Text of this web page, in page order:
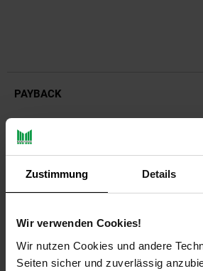
Zustimmung Details
Wir verwenden Cookies!
Wir nutzen Cookies und andere
Seiten sicher und zuverlässig
PAYBACK
Payback Punkte
Hier kann über die mit Sisal und Plüsch
rauf und runter geklettert werden und für